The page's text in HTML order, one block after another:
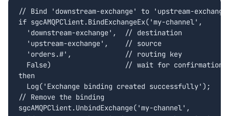
// Bind 'downstream-exchange' to 'upstream-
if sgcAMQPClient.BindExchangeEx('my-channel',
  'downstream-exchange',  // destination
  'upstream-exchange',    // source
  'orders.#',             // routing key
  False)                  // wait for confirmation
then
  Log('Exchange binding created successfully');
// Remove the binding
sgcAMQPClient.UnbindExchange('my-channel',